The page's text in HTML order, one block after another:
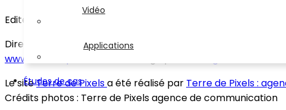
Vidéo
Applications
Études de cas
Editeur du site: Terre de Pixels Tél : 06 49 83 48 07 – 02 41 50
Directeurs de la publication : Terre de Pixels
www.terredepixels.fr
Le siteTerre de Pixelsa été réalisé par Terre de Pixels :
Crédits photos : Terre de Pixels agence de communication